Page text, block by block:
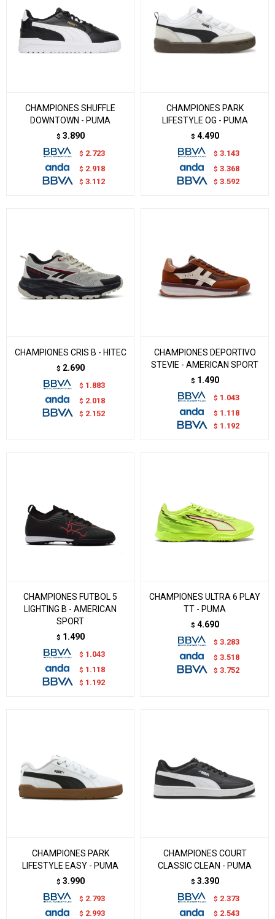
CHAMPIONES SHUFFLE
DOWNTOWN - PUMA
$ 3.890
$ 2.723
$ 2.918
$ 3.112
CHAMPIONES PARK
LIFESTYLE OG - PUMA
$ 4.490
$ 3.143
$ 3.368
$ 3.592
CHAMPIONES CRIS B - HITEC
$ 2.690
$ 1.883
$ 2.018
$ 2.152
CHAMPIONES DEPORTIVO
STEVIE - AMERICAN SPORT
$ 1.490
$ 1.043
$ 1.118
$ 1.192
CHAMPIONES FUTBOL 5
LIGHTING B - AMERICAN
SPORT
$ 1.490
$ 1.043
$ 1.118
$ 1.192
CHAMPIONES ULTRA 6 PLAY
TT - PUMA
$ 4.690
$ 3.283
$ 3.518
$ 3.752
CHAMPIONES PARK
LIFESTYLE EASY - PUMA
$ 3.990
$ 2.793
$ 2.993
CHAMPIONES COURT
CLASSIC CLEAN - PUMA
$ 3.390
$ 2.373
$ 2.543